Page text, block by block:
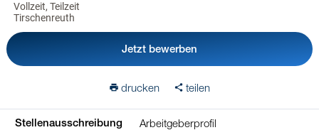
Vollzeit, Teilzeit
Tirschenreuth
Jetzt bewerben
drucken teilen
Stellenausschreibung Arbeitgeberprofil